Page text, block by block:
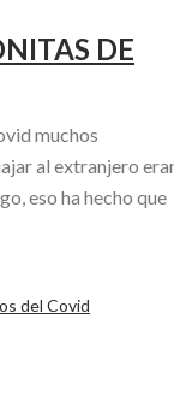
DE
muchos
al extranjero
eso ha hecho que